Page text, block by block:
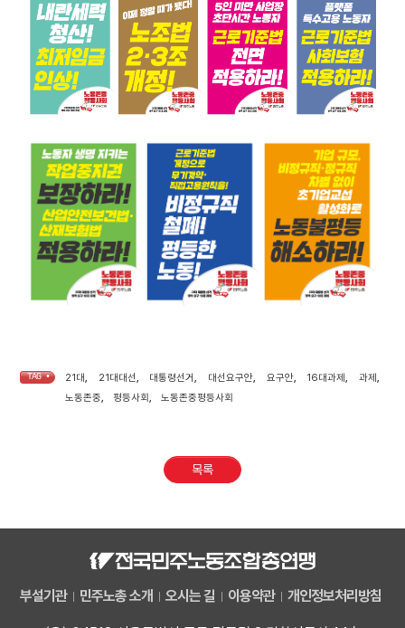
TAG • 21대, 21대대선, 대통령선거, 대선요구안, 요구안, 16대과제, 과제,
노동존중, 평등사회, 노동존중평등사회
목록
부설기관 민주노총 소개 오시는 길 이용약관 개인정보처리방침